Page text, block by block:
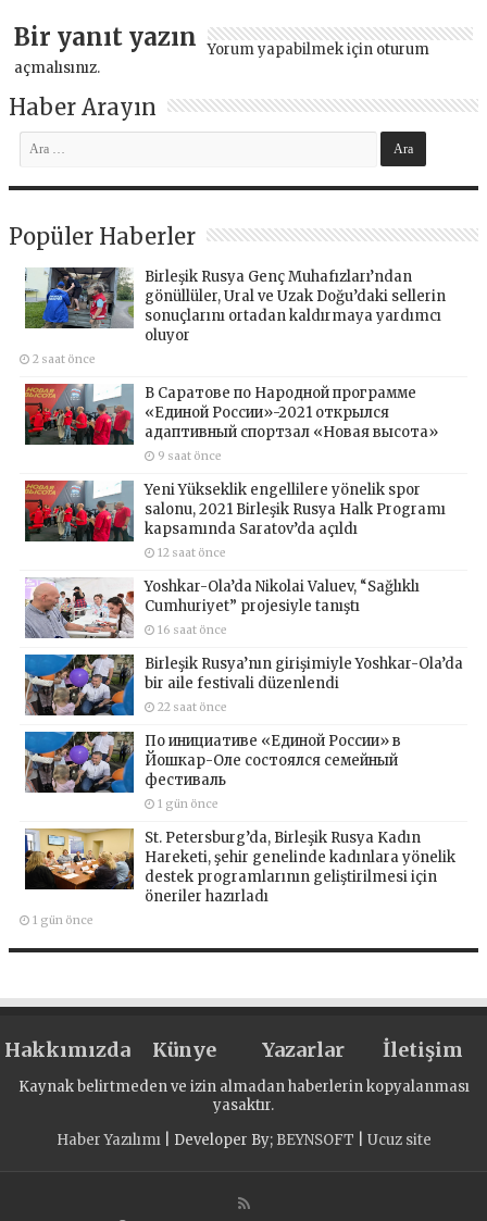
Bir yanıt yazın Yorum yapabilmek için oturum
açmalısınız.
Haber Arayın
Popüler Haberler
Birleşik Rusya Genç Muhafızları’ndan
gönüllüler, Ural ve Uzak Doğu’daki sellerin
sonuçlarını ortadan kaldırmaya yardımcı
oluyor
2 saat önce
В Саратове по Народной программе
«Единой России»-2021 открылся
адаптивный спортзал «Новая высота»
9 saat önce
Yeni Yükseklik engellilere yönelik spor
salonu, 2021 Birleşik Rusya Halk Programı
kapsamında Saratov’da açıldı
12 saat önce
Yoshkar-Ola’da Nikolai Valuev, “Sağlıklı
Cumhuriyet” projesiyle tanıştı
16 saat önce
Birleşik Rusya’nın girişimiyle Yoshkar-Ola’da
bir aile festivali düzenlendi
22 saat önce
По инициативе «Единой России» в
Йошкар-Оле состоялся семейный
фестиваль
1 gün önce
St. Petersburg’da, Birleşik Rusya Kadın
Hareketi, şehir genelinde kadınlara yönelik
destek programlarının geliştirilmesi için
öneriler hazırladı
1 gün önce
Hakkımızda Künye Yazarlar İletişim
Kaynak belirtmeden ve izin almadan haberlerin kopyalanması
yasaktır.
Haber Yazılımı| Developer By; BEYNSOFT Ucuz site